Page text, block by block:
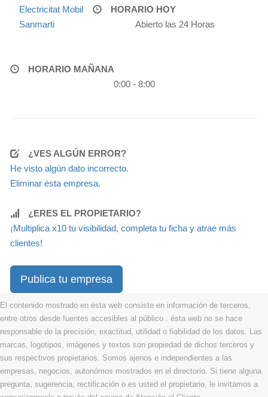
Electricitat Mobil
Sanmarti
HORARIO HOY
Abierto las 24 Horas
HORARIO MAÑANA
0:00 - 8:00
¿VES ALGÚN ERROR?
He visto algún dato incorrecto.
Eliminar ésta empresa.
¿ERES EL PROPIETARIO?
¡Multiplica x10 tu visibilidad, completa tu ficha y atrae más
clientes!
Publica tu empresa
El contenido mostrado en ésta web consiste en información de terceros,
entre otros desde fuentes accesibles al público . ésta web no se hace
responsable de la precisión, exactitud, utilidad o fiabilidad de los datos. Las
marcas, logotipos, imágenes y textos son propiedad de dichos terceros y
sus respectivos propietarios. Somos ajenos e independientes a las
empresas, negocios, autonómos mostrados en el directorio. Si tiene alguna
pregunta, sugerencia, rectificación o es usted el propietario, le invitamos a